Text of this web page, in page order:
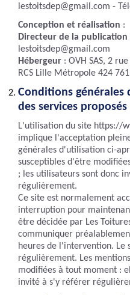
lestoitsdep@gmail.com -
Conception et réalisation :
Directeur de la publication
lestoitsdep@gmail.com
Hébergeur : OVH SAS, 2
RCS Lille Métropole 424
Conditions
des services proposés
L'utilisation du site https://
implique l'acceptation
générales d'utilisation ci-
susceptibles d'être
; les utilisateurs sont donc
régulièrement.
Ce site est normalement
interruption pour
être décidée par Les
communiquer
heures de l'intervention. Le
régulièrement. Les
modifiées à tout moment :
invité à s'y référer